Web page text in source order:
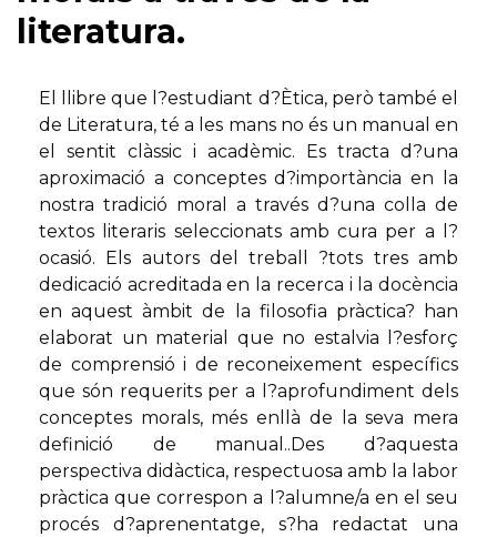
literatura.
El llibre que l?estudiant d?Ètica, però també el
de Literatura, té a les mans no és un manual en
el sentit clàssic i acadèmic. Es tracta d?una
aproximació a conceptes d?importància en la
nostra tradició moral a través d?una colla de
textos literaris seleccionats amb cura per a l?
ocasió. Els autors del treball ?tots tres amb
dedicació acreditada en la recerca i la docència
en aquest àmbit de la filosofia pràctica? han
elaborat un material que no estalvia l?esforç
de comprensió i de reconeixement específics
que són requerits per a l?aprofundiment dels
conceptes morals, més enllà de la seva mera
definició de manual..Des d?aquesta
perspectiva didàctica, respectuosa amb la labor
pràctica que correspon a l?alumne/a en el seu
procés d?aprenentatge, s?ha redactat una